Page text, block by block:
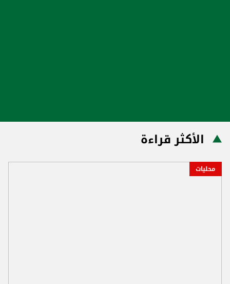
الأكثر قراءة
محليات